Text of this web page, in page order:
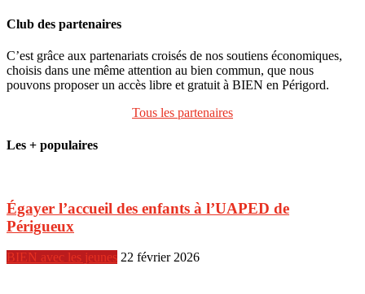
Club des partenaires
C’est grâce aux partenariats croisés de nos soutiens économiques,
choisis dans une même attention au bien commun, que nous
pouvons proposer un accès libre et gratuit à BIEN en Périgord.
Tous les partenaires
Les + populaires
Égayer l’accueil des enfants à l’UAPED de
Périgueux
BIEN avec les jeunes 22 février 2026